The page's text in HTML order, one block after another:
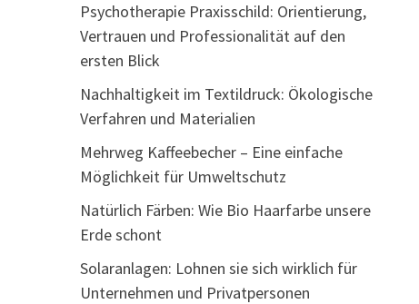
Psychotherapie Praxisschild: Orientierung,
Vertrauen und Professionalität auf den
ersten Blick
Nachhaltigkeit im Textildruck: Ökologische
Verfahren und Materialien
Mehrweg Kaffeebecher – Eine einfache
Möglichkeit für Umweltschutz
Natürlich Färben: Wie Bio Haarfarbe unsere
Erde schont
Solaranlagen: Lohnen sie sich wirklich für
Unternehmen und Privatpersonen